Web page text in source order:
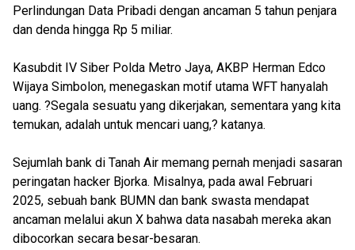
Perlindungan Data Pribadi dengan ancaman 5 tahun penjara
dan denda hingga Rp 5 miliar.
Kasubdit IV Siber Polda Metro Jaya, AKBP Herman Edco
Wijaya Simbolon, menegaskan motif utama WFT hanyalah
uang. ?Segala sesuatu yang dikerjakan, sementara yang kita
temukan, adalah untuk mencari uang,? katanya.
Sejumlah bank di Tanah Air memang pernah menjadi sasaran
peringatan hacker Bjorka. Misalnya, pada awal Februari
2025, sebuah bank BUMN dan bank swasta mendapat
ancaman melalui akun X bahwa data nasabah mereka akan
dibocorkan secara besar-besaran.